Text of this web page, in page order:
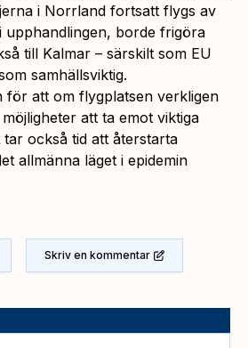
i Norrland fortsatt flygs av
upphandlingen, borde frigöra
till Kalmar – särskilt som EU
samhällsviktig.
för att om flygplatsen verkligen
att ta emot viktiga
också tid att återstarta
allmänna läget i epidemin
Skriv en kommentar